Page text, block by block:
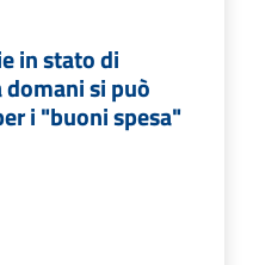
in stato di
si può
i "buoni spesa"